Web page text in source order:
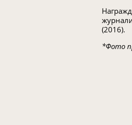
(2016).
*Фото